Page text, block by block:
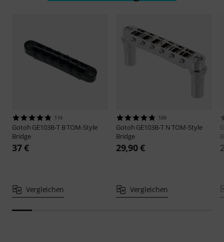
114
Gotoh GE103B-T B TOM-Style
Bridge
37 €
Vergleichen
184
Gotoh GE103B-T N TOM-Style
Bridge
29,90 €
Vergleichen